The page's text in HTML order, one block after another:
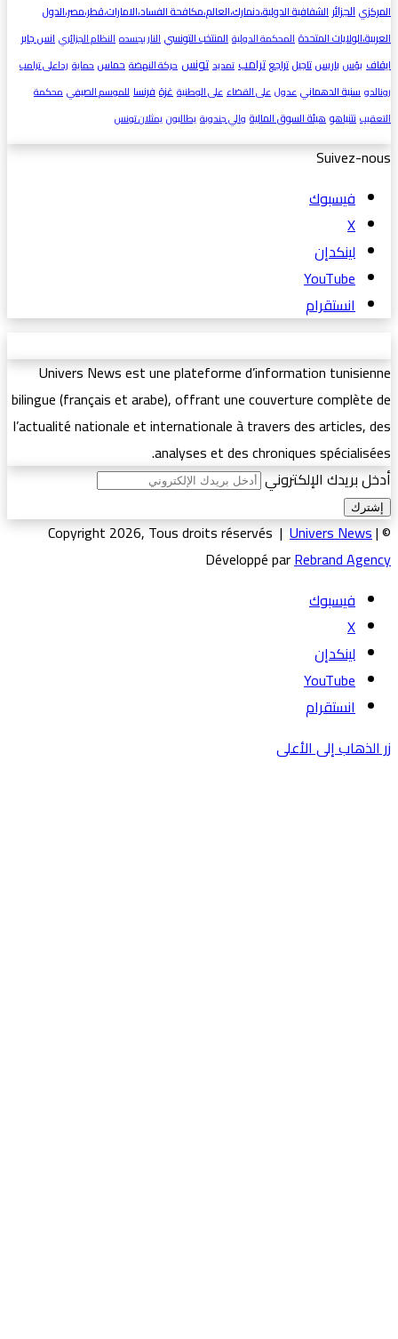
المركزيالجزائرالشفافية الدولية،دنمارك،العالم،مكافحة الفساد،الامارات،قطر،مصر،الدول
العربية،الولايات المتحدة المحكمة الدولية المنتخب التونسي النار بجسده النظام الجزائري انس جابر
ايقاف بؤس باريستاجيلتراجعترامب تمديد تونس حركة النهضة حماس حماية رداعلى ترامب
رونالدو سنية الدهماني عدول على القضاء على الوطنية غزةفرنسا للموسم الصيفي محكمة
التعقيب نتنياهوهيئة السوق المالية والي جندوبة يطالبون يمثلان تونس
Suivez-nous
فيسبوك
‫X
لينكدإن
‫YouTube
انستقرام
Univers News est une plateforme d’information tunisienne
bilingue (français et arabe), offrant une couverture complète de
l’actualité nationale et internationale à travers des articles, des
analyses et des chroniques spécialisées.
أدخل بريدك الإلكتروني
© Copyright 2026, Tous droits réservés |
Univers News|
Développé parRebrand Agency
فيسبوك
‫X
لينكدإن
‫YouTube
انستقرام
زر الذهاب إلى الأعلى